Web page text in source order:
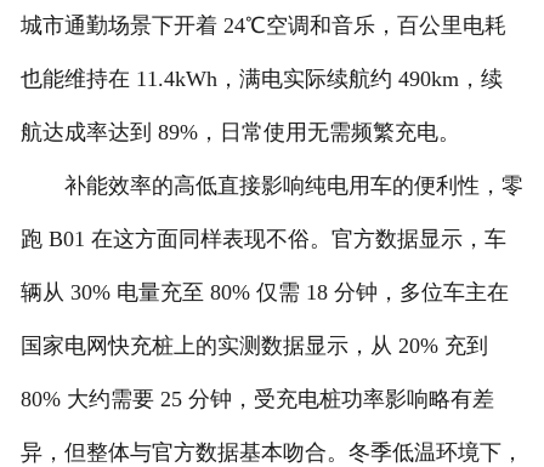
城市通勤场景下开着 24℃空调和音乐，百公里电耗
也能维持在 11.4kWh，满电实际续航约 490km，续
航达成率达到 89%，日常使用无需频繁充电。
补能效率的高低直接影响纯电用车的便利性，零
跑 B01 在这方面同样表现不俗。官方数据显示，车
辆从 30% 电量充至 80% 仅需 18 分钟，多位车主在
国家电网快充桩上的实测数据显示，从 20% 充到
80% 大约需要 25 分钟，受充电桩功率影响略有差
异，但整体与官方数据基本吻合。冬季低温环境下，